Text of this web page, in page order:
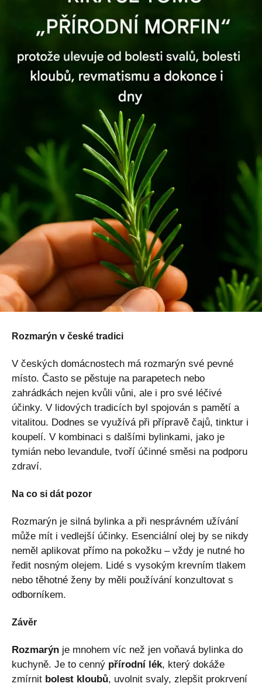
Rozmarýn v české tradici
V českých domácnostech má rozmarýn své pevné
místo. Často se pěstuje na parapetech nebo
zahrádkách nejen kvůli vůni, ale i pro své léčivé
účinky. V lidových tradicích byl spojován s pamětí a
vitalitou. Dodnes se využívá při přípravě čajů, tinktur i
koupelí. V kombinaci s dalšími bylinkami, jako je
tymián nebo levandule, tvoří účinné směsi na podporu
zdraví.
Na co si dát pozor
Rozmarýn je silná bylinka a při nesprávném užívání
může mít i vedlejší účinky. Esenciální olej by se nikdy
neměl aplikovat přímo na pokožku – vždy je nutné ho
ředit nosným olejem. Lidé s vysokým krevním tlakem
nebo těhotné ženy by měli používání konzultovat s
odborníkem.
Závěr
Rozmarýn je mnohem víc než jen voňavá bylinka do
kuchyně. Je to cenný přírodní lék, který dokáže
zmírnit bolest kloubů, uvolnit svaly, zlepšit prokrvení